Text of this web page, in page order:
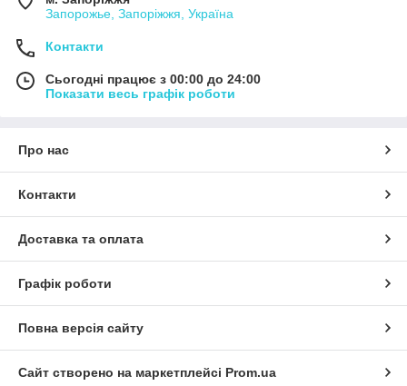
Запорожье, Запоріжжя, Україна
Контакти
Сьогодні працює з 00:00 до 24:00
Показати весь графік роботи
Про нас
Контакти
Доставка та оплата
Графік роботи
Повна версія сайту
Сайт створено на маркетплейсі Prom.ua